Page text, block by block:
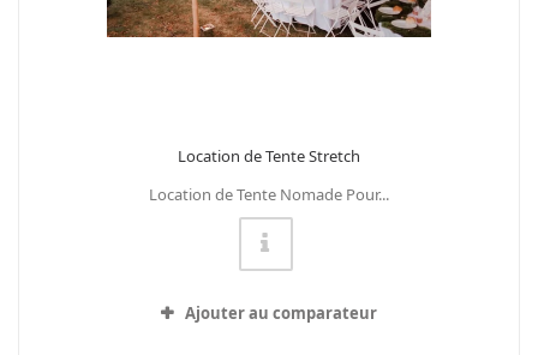
Location de Tente Stretch
Location de Tente Nomade Pour...
Ajouter au comparateur